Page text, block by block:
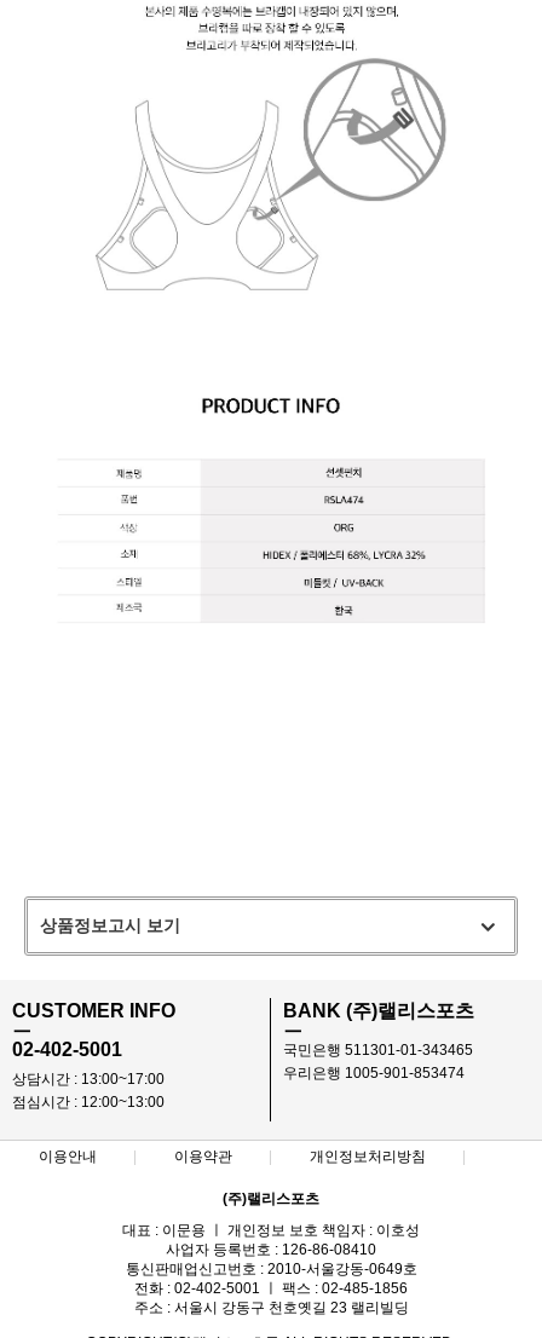
상품정보고시 보기
CUSTOMER INFO
ㅡ
02-402-5001
상담시간 : 13:00~17:00
점심시간 : 12:00~13:00
BANK (주)랠리스포츠
ㅡ
국민은행 511301-01-343465
우리은행 1005-901-853474
이용안내 이용약관 개인정보처리방침
(주)랠리스포츠
대표 : 이문용 ㅣ 개인정보 보호 책임자 : 이호성
사업자 등록번호 : 126-86-08410
통신판매업신고번호 : 2010-서울강동-0649호
전화 : 02-402-5001 ㅣ 팩스 : 02-485-1856
주소 : 서울시 강동구 천호옛길 23 랠리빌딩